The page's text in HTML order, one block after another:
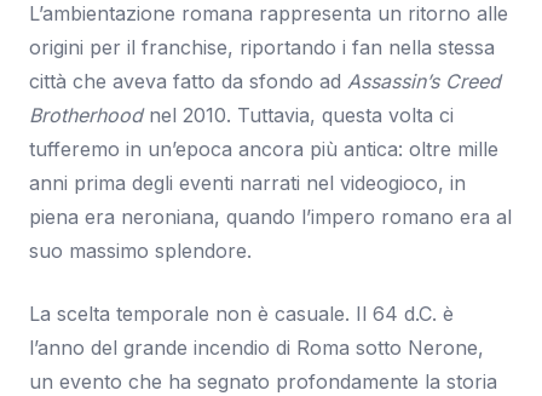
L’ambientazione romana rappresenta un ritorno alle
origini per il franchise, riportando i fan nella stessa
città che aveva fatto da sfondo ad Assassin’s Creed
Brotherhoodnel 2010. Tuttavia, questa volta ci
tufferemo in un’epoca ancora più antica: oltre mille
anni prima degli eventi narrati nel videogioco, in
piena era neroniana, quando l’impero romano era al
suo massimo splendore.
La scelta temporale non è casuale. Il 64 d.C. è
l’anno del grande incendio di Roma sotto Nerone,
un evento che ha segnato profondamente la storia